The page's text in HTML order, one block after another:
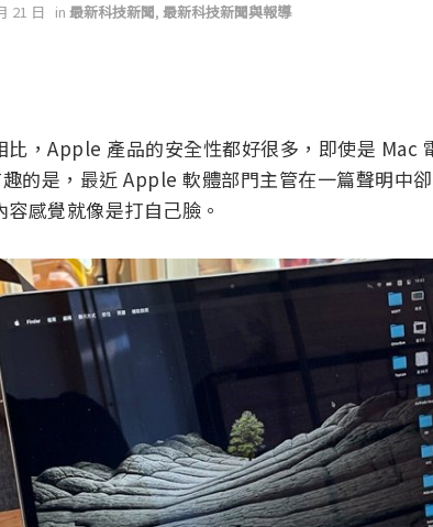
21 日 in 最新科技新聞, 最新科技新聞與報導
比，Apple 產品的安全性都好很多，即使是 Mac
的是，最近 Apple 軟體部門主管在一篇聲明中
感覺就像是打自己臉。